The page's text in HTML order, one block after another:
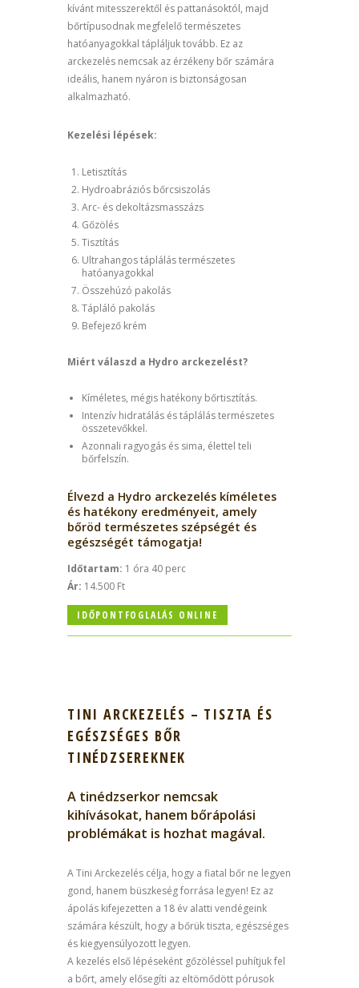
kívánt mitesszerektől és pattanásoktól, majd
bőrtípusodnak megfelelő természetes
hatóanyagokkal tápláljuk tovább. Ez az
arckezelés nemcsak az érzékeny bőr számára
ideális, hanem nyáron is biztonságosan
alkalmazható.
Kezelési lépések:
Letisztítás
Hydroabráziós bőrcsiszolás
Arc- és dekoltázsmasszázs
Gőzölés
Tisztítás
Ultrahangos táplálás természetes
hatóanyagokkal
Összehúzó pakolás
Tápláló pakolás
Befejező krém
Miért válaszd a Hydro arckezelést?
Kíméletes, mégis hatékony bőrtisztítás.
Intenzív hidratálás és táplálás természetes
összetevőkkel.
Azonnali ragyogás és sima, élettel teli
bőrfelszín.
Élvezd a Hydro arckezelés kíméletes
és hatékony eredményeit, amely
bőröd természetes szépségét és
egészségét támogatja!
Időtartam: 1 óra 40 perc
Ár: 14.500 Ft
IDŐPONTFOGLALÁS ONLINE
TINI ARCKEZELÉS – TISZTA ÉS
EGÉSZSÉGES BŐR
TINÉDZSEREKNEK
A tinédzserkor nemcsak
kihívásokat, hanem bőrápolási
problémákat is hozhat magával.
A Tini Arckezelés célja, hogy a fiatal bőr ne legyen
gond, hanem büszkeség forrása legyen! Ez az
ápolás kifejezetten a 18 év alatti vendégeink
számára készült, hogy a bőrük tiszta, egészséges
és kiegyensúlyozott legyen.
A kezelés első lépéseként gőzöléssel puhítjuk fel
a bőrt, amely elősegíti az eltömődött pórusok